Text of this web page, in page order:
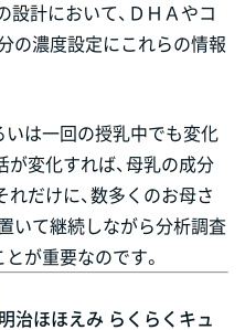
設計において、ＤＨＡやコ
の濃度設定にこれらの情報
いは一回の授乳中でも変化
変化すれば、母乳の成分
だけに、数多くのお母さ
いて継続しながら分析調査
が重要なのです。
明治ほほえみ らくらくキュ